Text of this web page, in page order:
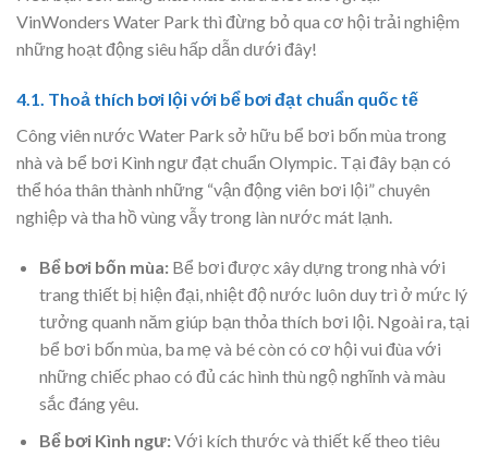
VinWonders Water Park thì đừng bỏ qua cơ hội trải nghiệm
những hoạt động siêu hấp dẫn dưới đây!
4.1. Thoả thích bơi lội với bể bơi đạt chuẩn quốc tế
Công viên nước Water Park sở hữu bể bơi bốn mùa trong
nhà và bể bơi Kình ngư đạt chuẩn Olympic. Tại đây bạn có
thể hóa thân thành những “vận động viên bơi lội” chuyên
nghiệp và tha hồ vùng vẫy trong làn nước mát lạnh.
Bể bơi bốn mùa:Bể bơi được xây dựng trong nhà với
trang thiết bị hiện đại, nhiệt độ nước luôn duy trì ở mức lý
tưởng quanh năm giúp bạn thỏa thích bơi lội. Ngoài ra, tại
bể bơi bốn mùa, ba mẹ và bé còn có cơ hội vui đùa với
những chiếc phao có đủ các hình thù ngộ nghĩnh và màu
sắc đáng yêu.
Bể bơi Kình ngư:Với kích thước và thiết kế theo tiêu